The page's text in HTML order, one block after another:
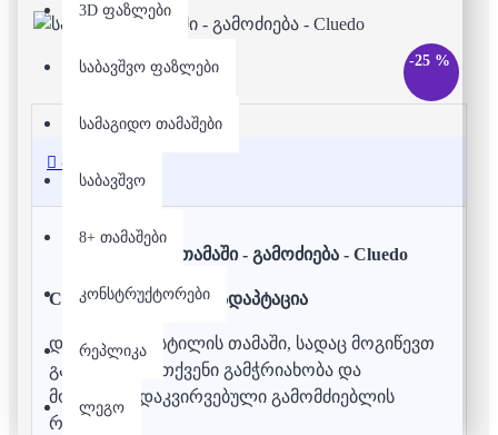
3D ფაზლები
საბავშვო ფაზლები
სამაგიდო თამაშები
საბავშვო
8+ თამაშები
კონსტრუქტორები
რეპლიკა
ლეგო
-25 %
აღწერა
სამაგიდო თამაში - გამოძიება - Cluedo
Cluedo - ს ქართული ადაპტაცია
დეტექტიური სტილის თამაში, სადაც მოგიწევთ
გამოიყენოთ თქვენი გამჭრიახობა და
მოირგოთ დაკვირვებული გამომძიებლის
როლი.